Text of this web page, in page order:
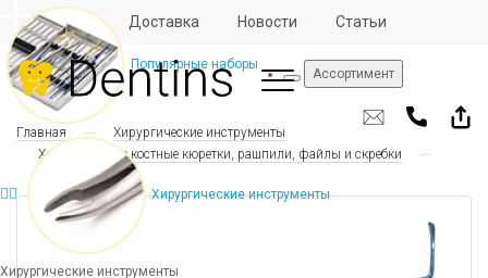
Отзывы Доставка Новости Статьи
Ассортимент
Популярные наборы
Хирургические инструменты
Хирургические инструменты
Главная
Хирургические инструменты
Хирургические костные кюретки, рашпили, файлы и скребки